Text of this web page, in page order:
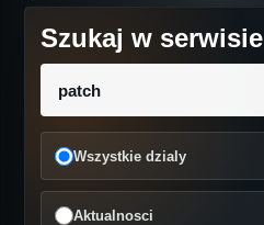
Szukaj w serwisie
Wszystkie dzialy
Aktualnosci